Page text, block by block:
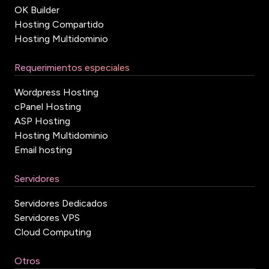
OK Builder
Hosting Compartido
Hosting Multidominio
Requerimientos especiales
Wordpress Hosting
cPanel Hosting
ASP Hosting
Hosting Multidominio
Email hosting
Servidores
Servidores Dedicados
Servidores VPS
Cloud Computing
Otros